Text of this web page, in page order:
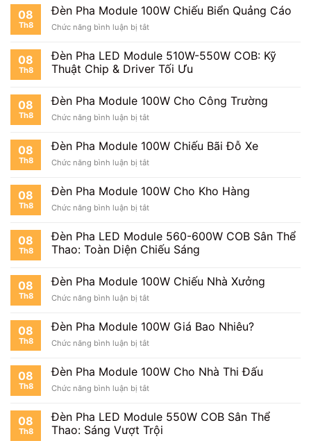
Mặt
Nhà
Pha
Module
100W
Cây
Xanh
08
Th8
Đèn Pha Module 100W Chiếu Biển Quảng Cáo
Chức năng bình luận bị tắtở
Pha
Module
100W
Biển
Cáo
08
Th8
Đèn Pha LED Module 510W-550W COB: Kỹ
Thuật Chip & Driver Tối Ưu
08
Th8
Đèn Pha Module 100W Cho Công Trường
Chức năng bình luận bị tắtở
Pha
Module
100W
Công
08
Th8
Đèn Pha Module 100W Chiếu Bãi Đỗ Xe
Chức năng bình luận bị tắtở
Pha
Module
100W
Bãi
Đỗ
Xe
08
Th8
Đèn Pha Module 100W Cho Kho Hàng
Chức năng bình luận bị tắtở
Pha
Module
100W
Kho
08
Th8
Đèn Pha LED Module 560-600W COB Sân Thể
Thao: Toàn Diện Chiếu Sáng
08
Th8
Đèn Pha Module 100W Chiếu Nhà Xưởng
Chức năng bình luận bị tắtở
Pha
Module
100W
Nhà
08
Th8
Đèn Pha Module 100W Giá Bao Nhiêu?
Chức năng bình luận bị tắtở
Pha
Module
100W
Bao
Nhiêu?
08
Th8
Đèn Pha Module 100W Cho Nhà Thi Đấu
Chức năng bình luận bị tắtở
Pha
Module
100W
08
Th8
Đèn Pha LED Module 550W COB Sân Thể
Thao: Sáng Vượt Trội